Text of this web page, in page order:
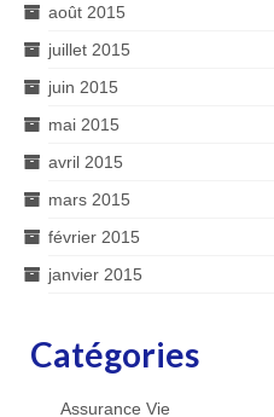
août 2015
juillet 2015
juin 2015
mai 2015
avril 2015
mars 2015
février 2015
janvier 2015
Catégories
Assurance Vie